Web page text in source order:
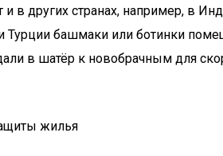
и в других странах, например, в
Турции башмаки или ботинки
в шатёр к новобрачным для
жилья